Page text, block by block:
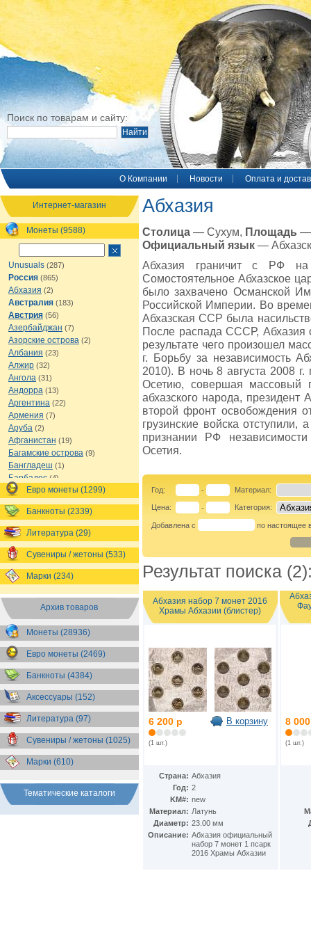
Поиск по товарам и сайту:
O Компании Новости Оплата и
Интернет-магазин
Монеты (9588)
Unusuals (287)
Россия (865)
Абхазия (2)
Австралия (183)
Австрия (56)
Азербайджан (7)
Азорские острова (2)
Албания (23)
Алжир (32)
Ангола (31)
Андорра (13)
Аргентина (22)
Армения (7)
Аруба (2)
Афганистан (19)
Багамские острова (9)
Бангладеш (1)
Барбадос (4)
Бахрейн(1)
Беларусь(18)
Белиз(16)
Бельгия(69)
Бельгийское Конго(4)
Бенин(4)
Бермуды(1)
Болгария(43)
Босния и Герцеговина
Ботсвана
Бразилия(55)
Брит. Антарктические
территории(36)
Брит. Виргинские острова(47)
Брит. Восточная Африка
Брит. Западная Африка(25)
Брит. Ост-Индийская компания
(11)
Брит. территория в Индийском
океане(24)
Бруней(4)
Бурунди(2)
Бутан(10)
Ватикан(85)
Великобритания(308)
Венгрия(179)
Евро монеты (1299)
Банкноты (2339)
Литература (29)
Сувениры / жетоны (533)
Марки (234)
Архив товаров
Монеты (28936)
Евро монеты (2469)
Банкноты (4384)
Аксессуары (152)
Литература (97)
Сувениры / жетоны (1025)
Марки (610)
Тематические каталоги
Абхазия
Столица — Сухум, Площадь —
Официальный язык —
Абхазия граничит с РФ
Сомостоятельное Абхазское
было захвачено Османской
Российской Империи. Во
Абхазская ССР была
После распада СССР, Абхазия
результате чего произошел
г. Борьбу за независимость
2010). В ночь 8 августа 2008
Осетию, совершая массовый
абхазского народа, президент
второй фронт освобождения
грузинские войска
признании РФ
Осетия.
Год: - Материал:
Цена: - Категория:
Добавлена с по настоящее
Результат поиска
Абхазия набор 7 монет 2016
Храмы Абхазии (блистер)
6 200 р
(1 шт.)
В корзину
Страна: Абхазия
Год: 2
KM#: new
Материал: Латунь
Диаметр: 23.00 мм
Описание: Абхазия официальный
набор 7 монет 1 псарк
2016 Храмы Абхазии
8
(1 шт.)